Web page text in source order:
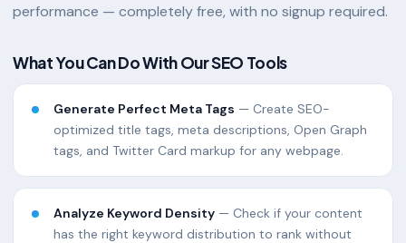
performance — completely free, with no signup required.
What You Can Do With Our SEO Tools
Generate Perfect Meta Tags — Create SEO-
optimized title tags, meta descriptions, Open Graph
tags, and Twitter Card markup for any webpage.
Analyze Keyword Density — Check if your content
has the right keyword distribution to rank without